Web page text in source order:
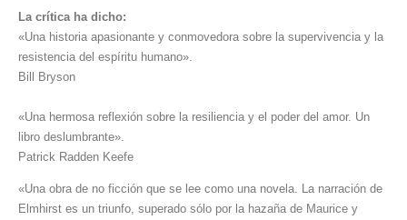
La crítica ha dicho:
«Una historia apasionante y conmovedora sobre la supervivencia y la
resistencia del espíritu humano».
Bill Bryson
«Una hermosa reflexión sobre la resiliencia y el poder del amor. Un
libro deslumbrante».
Patrick Radden Keefe
«Una obra de no ficción que se lee como una novela. La narración de
Elmhirst es un triunfo, superado sólo por la hazaña de Maurice y